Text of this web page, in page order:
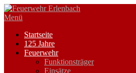
Zum
Inhalt
Menü
Startseite
125 Jahre
Feuerwehr
Funktionsträger
Einsätze